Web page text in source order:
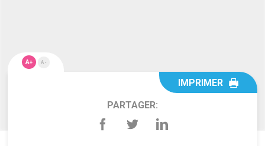
A+ A-
IMPRIMER
PARTAGER: